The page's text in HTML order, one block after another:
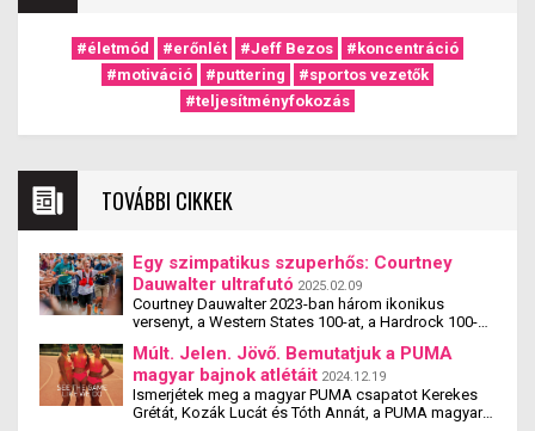
#életmód #erőnlét #Jeff Bezos
#koncentráció
#motiváció
#puttering
#sportos vezetők
#teljesítményfokozás
TOVÁBBI CIKKEK
Egy szimpatikus szuperhős: Courtney
Dauwalter ultrafutó 2025.02.09
Courtney Dauwalter 2023-ban három ikonikus
versenyt, a Western States 100-at, a Hardrock 100-at
rajta kívül eddig még senkinek sem sikerült. Az
amerikai ultrafutót azonban nemcsak káprázatos
sikerei miatt szeretik, hanem azért is, mert bárhol
megjelenik, árad belőle a kedvesség.
Múlt. Jelen. Jövő. Bemutatjuk a PUMA
magyar bajnok atlétáit 2024.12.19
Ismerjétek meg a magyar PUMA csapatot Kerekes
Grétát, Kozák Lucát és Tóth Annát, a PUMA magyar